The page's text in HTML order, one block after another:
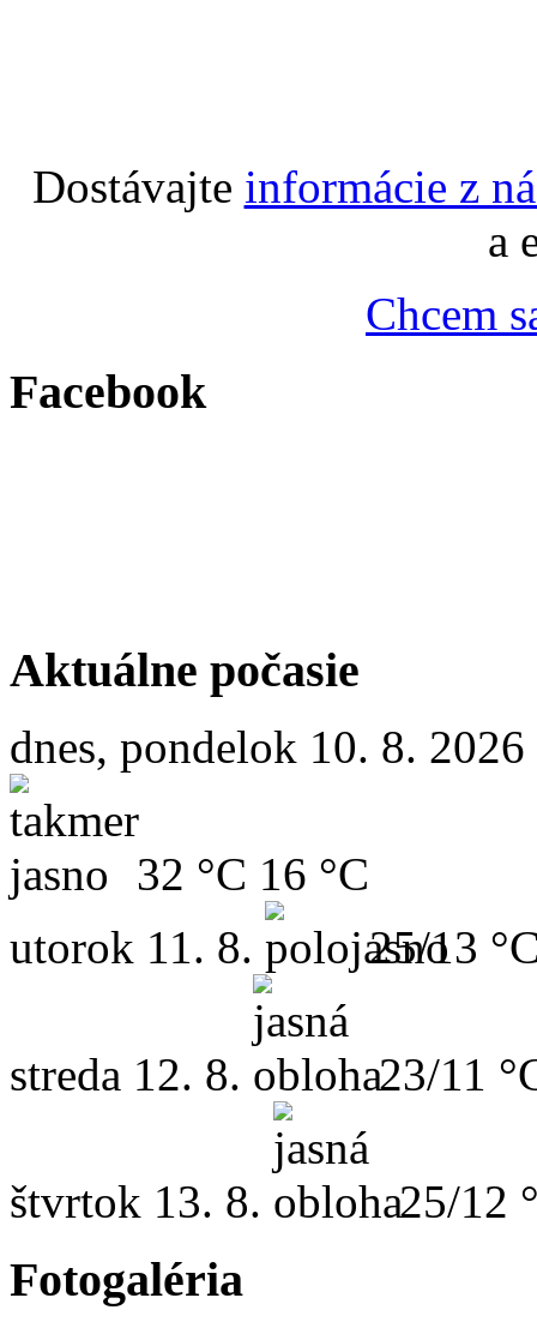
Dostávajte informácie z
a
Chcem
Facebook
Aktuálne počasie
dnes, pondelok 10. 8. 2026
32 °C 16 °C
utorok 11. 8. 25/13
streda 12. 8. 23/11
štvrtok 13. 8. 25/12
Fotogaléria